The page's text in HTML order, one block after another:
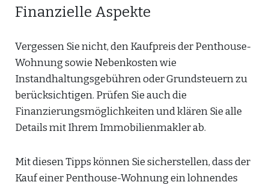
Finanzielle Aspekte
Vergessen Sie nicht, den Kaufpreis der Penthouse-
Wohnung sowie Nebenkosten wie
Instandhaltungsgebühren oder Grundsteuern zu
berücksichtigen. Prüfen Sie auch die
Finanzierungsmöglichkeiten und klären Sie alle
Details mit Ihrem Immobilienmakler ab.
Mit diesen Tipps können Sie sicherstellen, dass der
Kauf einer Penthouse-Wohnung ein lohnendes